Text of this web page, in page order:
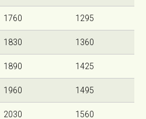
1760 1295
1830 1360
1890 1425
1960 1495
2030 1560